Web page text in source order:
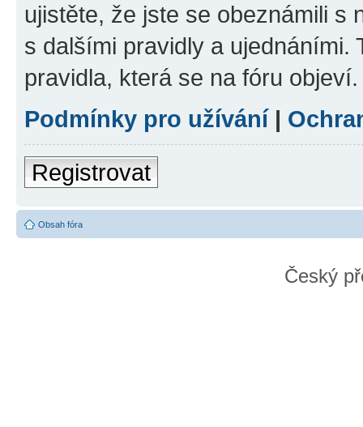
ujistěte, že jste se obeznámili s
s dalšími pravidly a ujednáními.
pravidla, která se na fóru objeví.
Podmínky pro užívání |
Registrovat
Obsah fóra
Český